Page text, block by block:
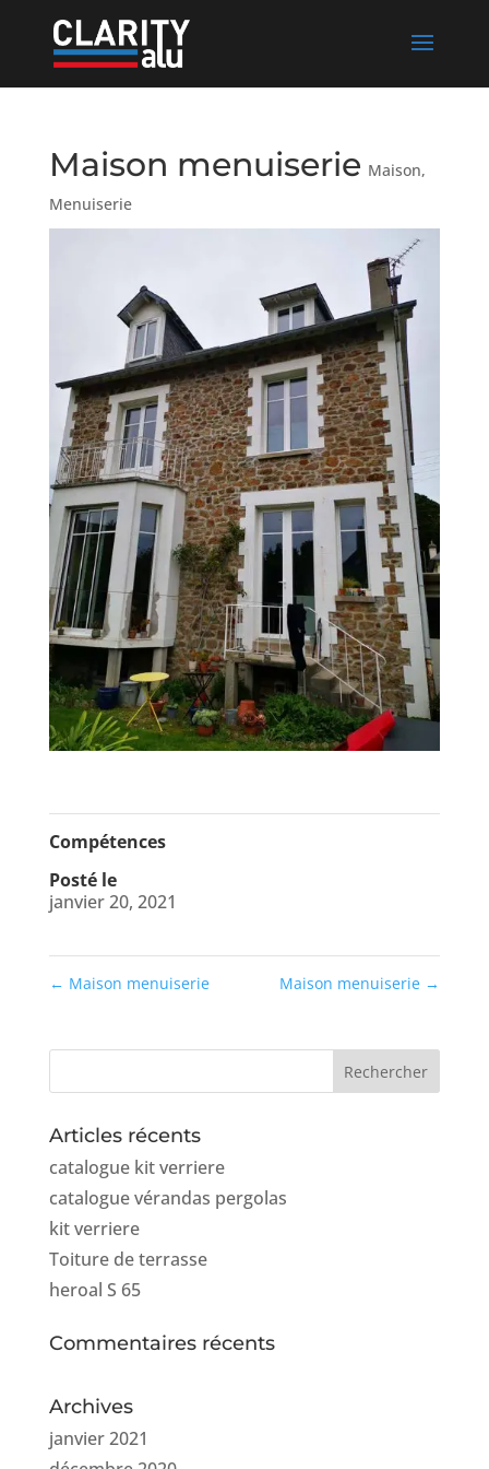
Maison menuiserie Maison,
Menuiserie
Compétences
Posté le
janvier 20, 2021
← Maison menuiserie Maison menuiserie →
Articles récents
catalogue kit verriere
catalogue vérandas pergolas
kit verriere
Toiture de terrasse
heroal S 65
Commentaires récents
Archives
janvier 2021